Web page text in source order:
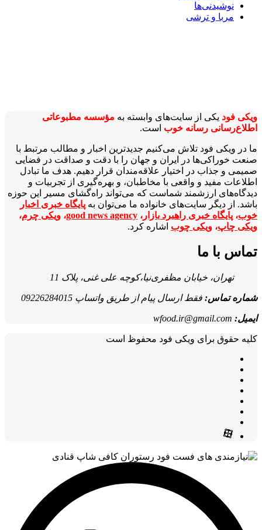
نوشیدنی‌ها
مربا و ترشی
ویکی‌ فود یکی از سایت‌های وابسته به مؤسسه مطبوعاتی
اطلاع‌رسانی رسانه خوب است.
ما در ویکی‌ فود تلاش می‌کنیم جدیدترین اخبار و مطالب مرتبط با
صنعت خوراکی‌ها در ایران و جهان را با دقت و صداقت در فضایی
صمیمی و جذاب در اختیار علاقه‌مندان قرار دهیم. هدف ما تبادل
اطلاعات مفید و واقعی با مخاطبان، و بهره‌گیری از تجربیات و
دیدگاه‌های ارزشمند شماست که می‌تواند راه‌گشای مسیر این حوزه
باشد. از دیگر سایت‌های خانواده ما می‌توان به پایگاه خبری اخبار
خوب، پایگاه خبری راهبرد بازار ، good news agency، ویکی چرم،
ویکی چاپ، ویکی چوب اشاره کرد.
تماس با ما
تهران، خیابان مظفری‌نیا،کوچه علی غنی، پلاک 11
شماره تماس: فقط ارسال پیام از طریق واتساپ 09226284015
ایمیل: wfood.ir@gmail.com
کلیه حقوق برای ویکی فود محفوظ است